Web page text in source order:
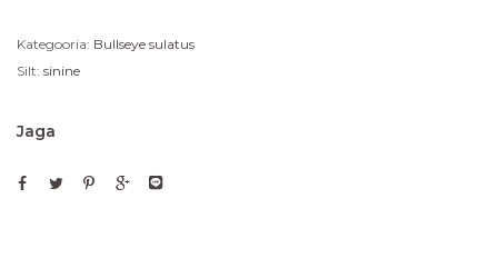
Kategooria: Bullseye sulatus
Silt: sinine
Jaga